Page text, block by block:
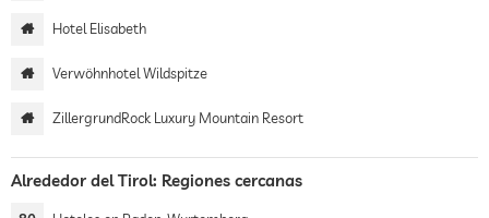
Hotel Elisabeth
Verwöhnhotel Wildspitze
ZillergrundRock Luxury Mountain Resort
Alrededor del Tirol: Regiones cercanas